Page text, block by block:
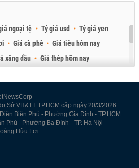
ngoại tệ Tỷ giá usd
Tỷ giá yen
Giá cà phê
Giá tiêu hôm nay
xăng dầu
Giá thép hôm nay
Sở VH&TT TP.HCM cấp ngày 20/3/2026
Biên Phủ - Phường Gia Định - TP.HCM
Phú - Phường Ba Đình - TP. Hà Nội
Hữu Lợi